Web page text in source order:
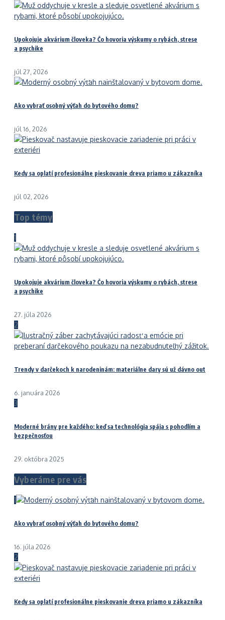
Upokojuje akvárium človeka? Čo hovoria výskumy o rybách, strese
a psychike
júl 27, 2026
Ako vybrať osobný výťah do bytového domu?
júl 16, 2026
Kedy sa oplatí profesionálne pieskovanie dreva priamo u zákazníka
júl 02, 2026
Top témy
1
Upokojuje akvárium človeka? Čo hovoria výskumy o rybách, strese
a psychike
27. júla 2026
2
Trendy v darčekoch k narodeninám: materiálne dary sú už dávno out
6. januára 2026
3
Moderné brány pre každého: keď sa technológia spája s pohodlím a
bezpečnosťou
29. októbra 2025
Vyberáme pre vás
1
Ako vybrať osobný výťah do bytového domu?
16. júla 2026
2
Kedy sa oplatí profesionálne pieskovanie dreva priamo u zákazníka